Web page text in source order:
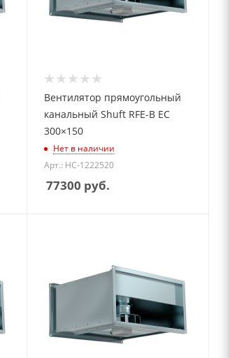
Вентилятор прямоугольный
канальный Shuft RFE-B EC
300×150
Нет в наличии
Арт.: НС-1222520
77300 руб.